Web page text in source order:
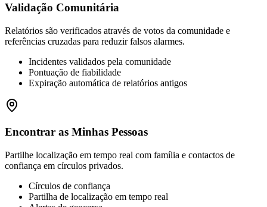
Validação Comunitária
Relatórios são verificados através de votos da comunidade e
referências cruzadas para reduzir falsos alarmes.
Incidentes validados pela comunidade
Pontuação de fiabilidade
Expiração automática de relatórios antigos
Encontrar as Minhas Pessoas
Partilhe localização em tempo real com família e contactos de
confiança em círculos privados.
Círculos de confiança
Partilha de localização em tempo real